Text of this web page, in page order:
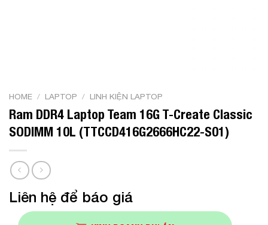
HOME / LAPTOP / LINH KIỆN LAPTOP
Ram DDR4 Laptop Team 16G T-Create Classic
SODIMM 10L (TTCCD416G2666HC22-S01)
Liên hệ để báo giá